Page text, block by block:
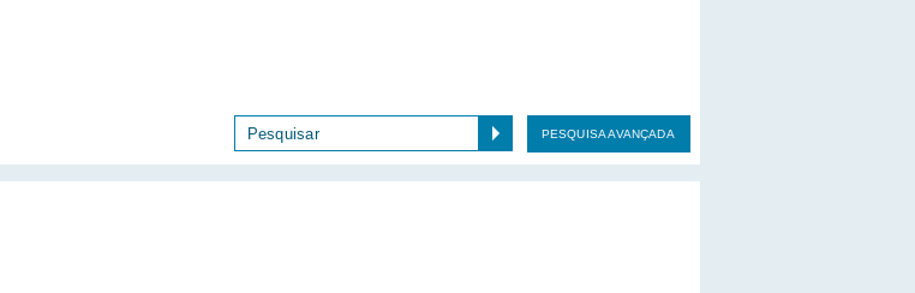
PESQUISA AVANÇADA